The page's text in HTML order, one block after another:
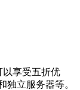
以享受五折优
独立服务器等。